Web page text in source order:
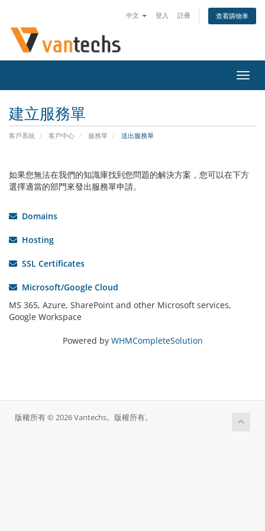
中文 登入 註冊 查看購物車
切
換
建立服務單
客戶系統 客戶中心 服務單 送出服務單
如果您無法在我們的知識庫找到您問題的解決方案，您可以在下方
選擇適當的部門來發出服務單申請。
Domains
Hosting
SSL Certificates
Microsoft/Google Cloud
MS 365, Azure, SharePoint and other Microsoft services,
Google Workspace
Powered by WHMCompleteSolution
版權所有 © 2026 Vantechs。版權所有。